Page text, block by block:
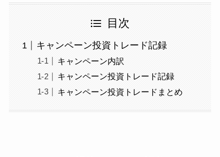
目次
キャンペーン投資トレード記録
キャンペーン内訳
キャンペーン投資トレード記録
キャンペーン投資トレードまとめ